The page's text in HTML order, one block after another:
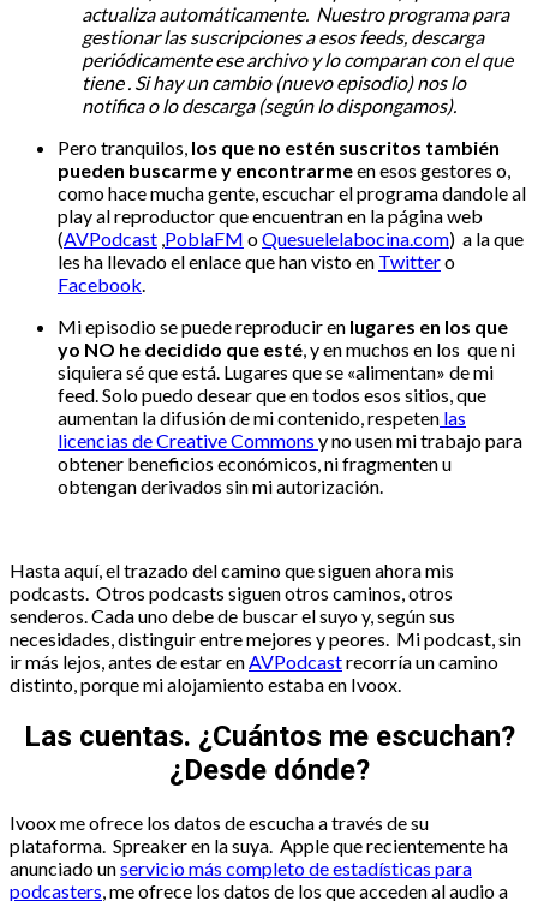
actualiza automáticamente. Nuestro programa para
gestionar las suscripciones a esos feeds, descarga
periódicamente ese archivo y lo comparan con el que
tiene . Si hay un cambio (nuevo episodio) nos lo
notifica o lo descarga (según lo dispongamos).
Pero tranquilos, los que no estén suscritos también
pueden buscarme y encontrarmeen esos gestores o,
como hace mucha gente, escuchar el programa dandole al
play al reproductor que encuentran en la página web
(AVPodcast ,PoblaFM oQuesuelelabocina.com) a la que
les ha llevado el enlace que han visto en Twittero
Facebook.
Mi episodio se puede reproducir en lugares en los que
yo NO he decidido que esté, y en muchos en los que ni
siquiera sé que está. Lugares que se «alimentan» de mi
feed. Solo puedo desear que en todos esos sitios, que
aumentan la difusión de mi contenido, respeten las
licencias de Creative Commons y no usen mi trabajo para
obtener beneficios económicos, ni fragmenten u
obtengan derivados sin mi autorización.
Hasta aquí, el trazado del camino que siguen ahora mis
podcasts. Otros podcasts siguen otros caminos, otros
senderos. Cada uno debe de buscar el suyo y, según sus
necesidades, distinguir entre mejores y peores. Mi podcast, sin
ir más lejos, antes de estar enAVPodcastrecorría un camino
distinto, porque mi alojamiento estaba en Ivoox.
Las cuentas. ¿Cuántos me escuchan?
¿Desde dónde?
Ivoox me ofrece los datos de escucha a través de su
plataforma. Spreaker en la suya. Apple que recientemente ha
anunciado unservicio más completo de estadísticas para
podcasters, me ofrece los datos de los que acceden al audio a